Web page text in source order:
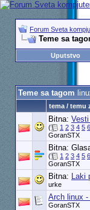
Forum Sveta
Teme sa
Uputstvo
Teme sa tagom
tema / temu
Bitna:
( 1 2 3 4 5 6
GoranSTX
Bitna:
( 1 2 3 4 5 6
GoranSTX
Bitna: Laki
urke
Arch linux
GoranSTX